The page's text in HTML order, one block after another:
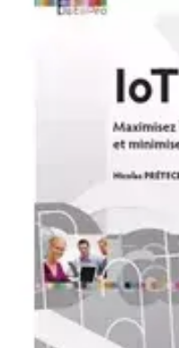
Opportunités Financières
Opportunités Financières